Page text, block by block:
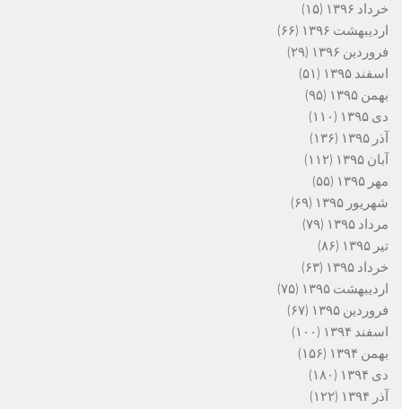
خرداد ۱۳۹۶
(۱۵)
اردیبهشت ۱۳۹۶
(۶۶)
فروردین ۱۳۹۶
(۲۹)
اسفند ۱۳۹۵
(۵۱)
بهمن ۱۳۹۵
(۹۵)
دی ۱۳۹۵
(۱۱۰)
آذر ۱۳۹۵
(۱۳۶)
آبان ۱۳۹۵
(۱۱۲)
مهر ۱۳۹۵
(۵۵)
شهریور ۱۳۹۵
(۶۹)
مرداد ۱۳۹۵
(۷۹)
تیر ۱۳۹۵
(۸۶)
خرداد ۱۳۹۵
(۶۳)
اردیبهشت ۱۳۹۵
(۷۵)
فروردین ۱۳۹۵
(۶۷)
اسفند ۱۳۹۴
(۱۰۰)
بهمن ۱۳۹۴
(۱۵۶)
دی ۱۳۹۴
(۱۸۰)
آذر ۱۳۹۴
(۱۲۲)